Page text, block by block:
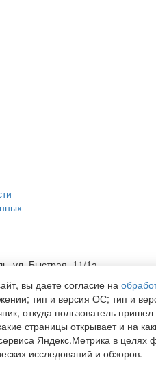
ул. Быстрая, 11/1а
вы даете согласие на
тип и версия ОС; тип и
откуда пользователь
страницы открывает и на
Яндекс.Метрика в целях
исследований и обзоров.